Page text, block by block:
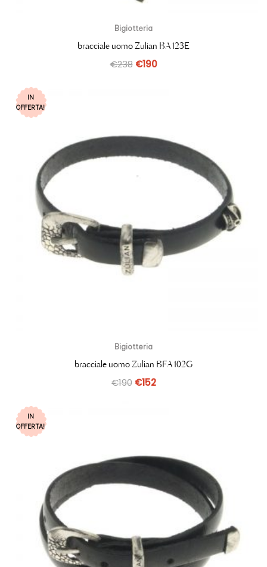
Bigiotteria
bracciale uomo Zulian BA123E
€238 €190
IN
OFFERTA!
Bigiotteria
bracciale uomo Zulian BFA102G
€190 €152
IN
OFFERTA!